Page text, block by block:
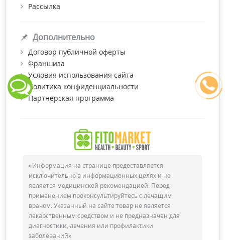
Рассылка
Дополнительно
Договор публичной оферты
Франшиза
Условия использования сайта
Политика конфиденциальности
Партнёрская программа
«Информация на странице предоставляется
исключительно в информационных целях и не
является медицинской рекомендацией. Перед
применением проконсультируйтесь с лечащим
врачом. Указанный на сайте товар не является
лекарственным средством и не предназначен для
диагностики, лечения или профилактики
заболеваний»